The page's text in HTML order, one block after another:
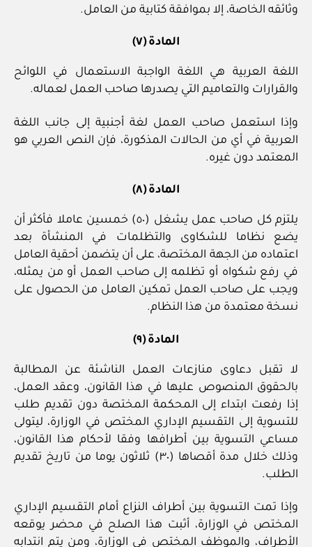
وثائقه الخاصة، إلا بموافقة كتابية من العامل.
المادة (٧)
اللغة العربية هي اللغة الواجبة الاستعمال في اللوائح
والقرارات والتعاميم التي يصدرها صاحب العمل لعماله.
وإذا استعمل صاحب العمل لغة أجنبية إلى جانب اللغة
العربية في أي من الحالات المذكورة، فإن النص العربي هو
المعتمد دون غيره.
المادة (٨)
يلتزم كل صاحب عمل يشغل (٥٠) خمسين عاملا فأكثر أن
يضع نظاما للشكاوى والتظلمات في المنشأة بعد
اعتماده من الجهة المختصة، على أن يتضمن أحقية العامل
في رفع شكواه أو تظلمه إلى صاحب العمل أو من يمثله،
ويجب على صاحب العمل تمكين العامل من الحصول على
نسخة معتمدة من هذا النظام.
المادة (٩)
لا تقبل دعاوى منازعات العمل الناشئة عن المطالبة
بالحقوق المنصوص عليها في هذا القانون، وعقد العمل،
إذا رفعت ابتداء إلى المحكمة المختصة دون تقديم طلب
للتسوية إلى التقسيم الإداري المختص في الوزارة، ليتولى
مساعي التسوية بين أطرافها وفقا لأحكام هذا القانون،
وذلك خلال مدة أقصاها (٣٠) ثلاثون يوما من تاريخ تقديم
الطلب.
وإذا تمت التسوية بين أطراف النزاع أمام التقسيم الإداري
المختص في الوزارة، أثبت هذا الصلح في محضر يوقعه
الأطراف، والموظف المختص في الوزارة، ومن يتم انتدابه